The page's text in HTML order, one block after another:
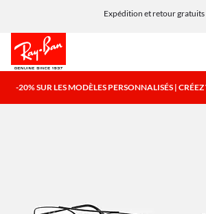
Expédition et retour gratuits
-20% SUR LES MODÈLES PERSONNALISÉS |